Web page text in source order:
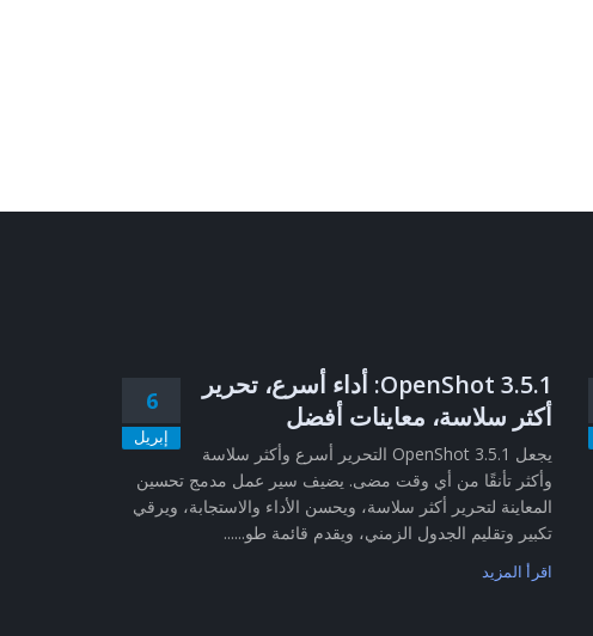
6
إبريل
OpenShot 3.5.1: أداء أسرع، تحرير
أكثر سلاسة، معاينات أفضل
يجعل OpenShot 3.5.1 التحرير أسرع وأكثر سلاسة
وأكثر تأنقًا من أي وقت مضى. يضيف سير عمل مدمج تحسين
المعاينة لتحرير أكثر سلاسة، ويحسن الأداء والاستجابة، ويرقي
تكبير وتقليم الجدول الزمني، ويقدم قائمة طو......
اقرأ المزيد